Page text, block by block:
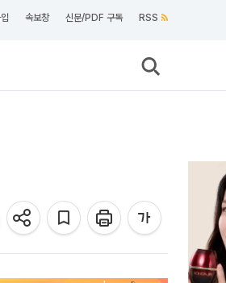
속보창 신문/PDF 구독 RSS